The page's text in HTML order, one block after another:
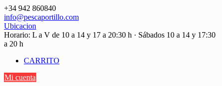
Saltar
contenido
+34 942 860840
info@pescaportillo.com
Ubicacion
Horario: L a V de 10 a 14 y 17 a 20:30 h · Sábados 10 a 14 y 17:30
a 20 h
CARRITO
Mi cuenta